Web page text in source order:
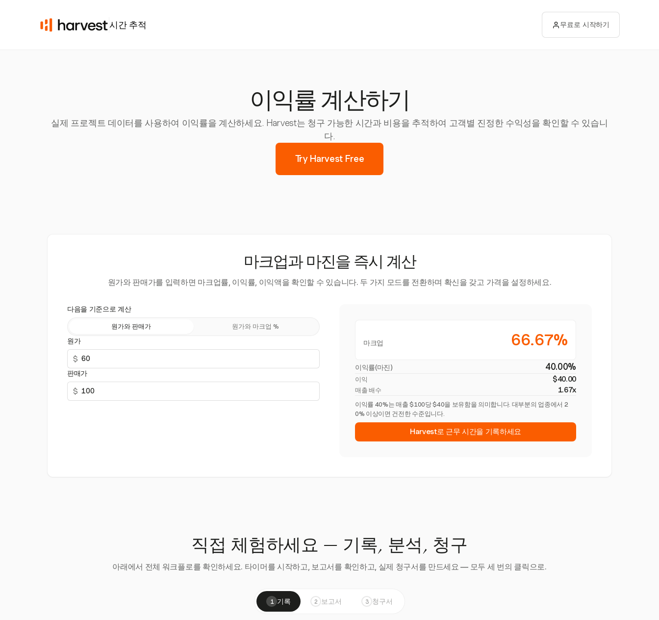
시간 추적 무료로 시작하기
이익률 계산하기
실제 프로젝트 데이터를 사용하여 이익률을 계산하세요. Harvest는 청구 가능한 시간과 비용을 추적하여 고객별 진정한 수익성을 확인할 수 있습니
다.
Try Harvest Free
마크업과 마진을 즉시 계산
원가와 판매가를 입력하면 마크업률, 이익률, 이익액을 확인할 수 있습니다. 두 가지 모드를 전환하며 확신을 갖고 가격을 설정하세요.
다음을 기준으로 계산
원가와 판매가 원가와 마크업 %
원가
$
판매가
$
마크업 66.67%
이익률(마진) 40.00%
이익 $40.00
매출 배수 1.67x
이익률 40%는 매출 $100당 $40을 보유함을 의미합니다. 대부분의 업종에서 2
0% 이상이면 건전한 수준입니다.
Harvest로 근무 시간을 기록하세요
직접 체험하세요 — 기록, 분석, 청구
아래에서 전체 워크플로를 확인하세요. 타이머를 시작하고, 보고서를 확인하고, 실제 청구서를 만드세요 — 모두 세 번의 클릭으로.
1 기록 2 보고서 3 청구서